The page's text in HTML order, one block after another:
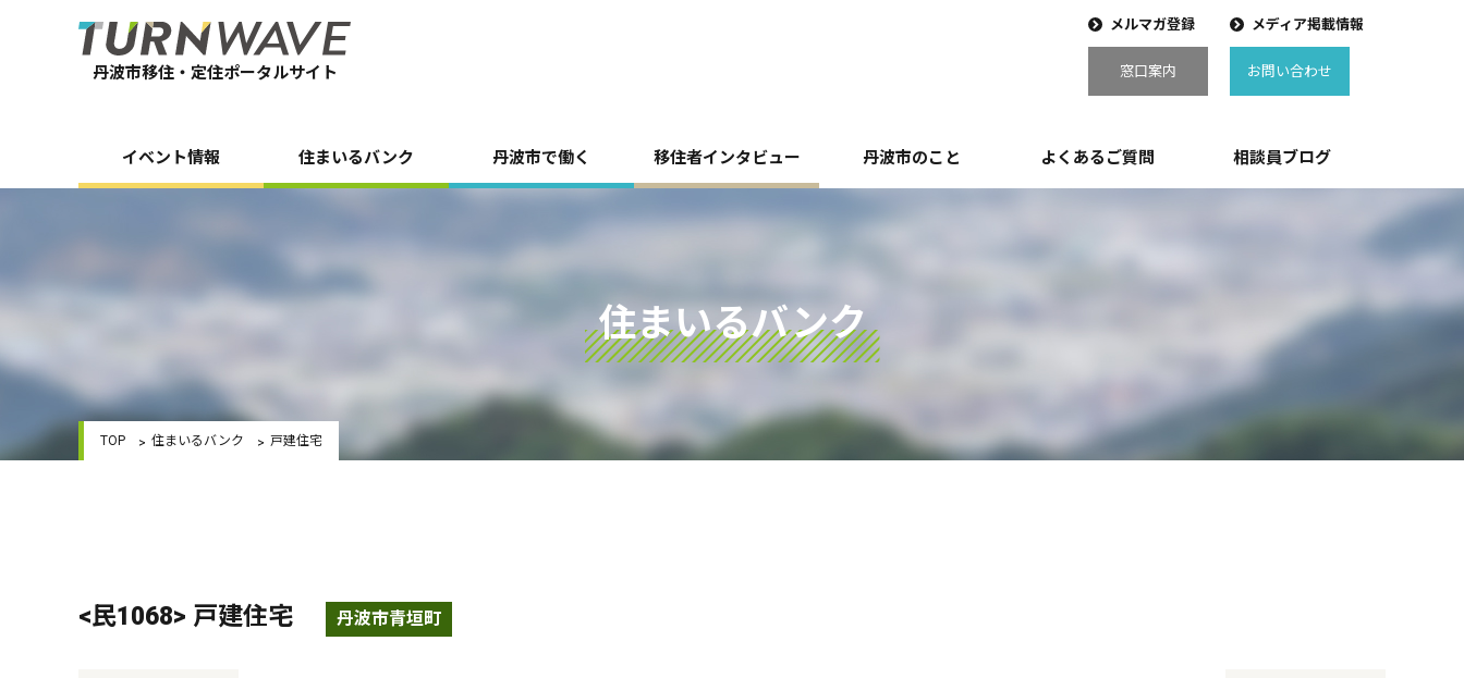
丹波市移住・定住ポータルサイト
メルマガ登録
窓口案内
メディア掲載情報
お問い合わせ
イベント情報 住まいるバンク 丹波市で働く 移住者インタビュー 丹波市のこと よくあるご質問 相談員ブログ
住まいるバンク
TOP 住まいるバンク 戸建住宅
<民1068> 戸建住宅 丹波市青垣町